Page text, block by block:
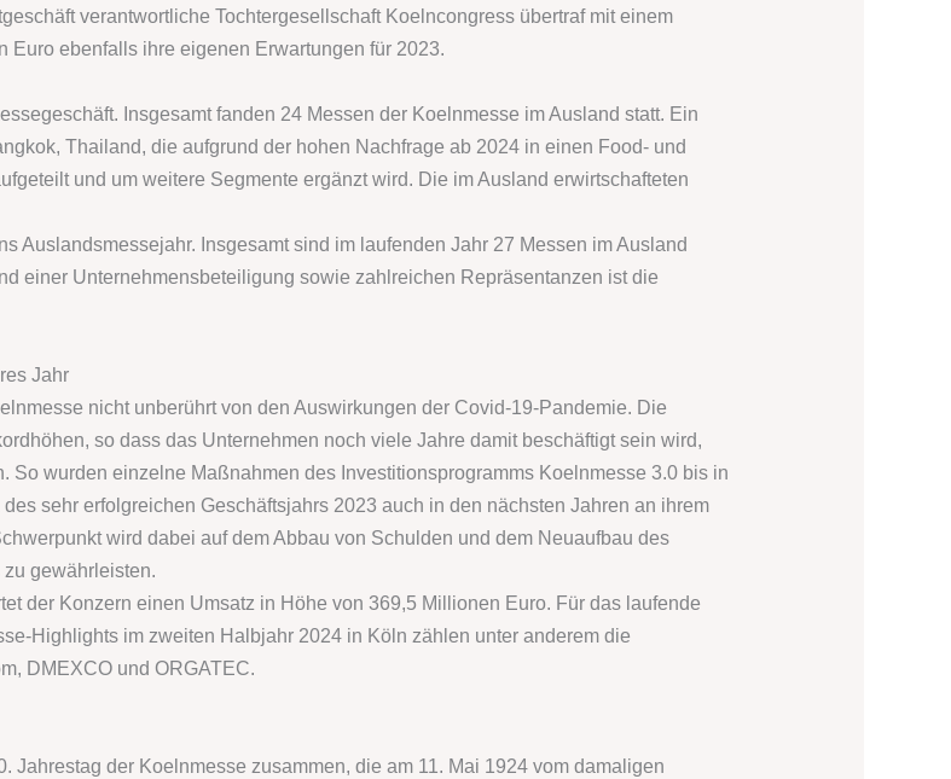
verantwortliche Tochtergesellschaft Koelncongress übertraf mit einem
ebenfalls ihre eigenen Erwartungen für 2023.
Insgesamt fanden 24 Messen der Koelnmesse im Ausland statt. Ein
Thailand, die aufgrund der hohen Nachfrage ab 2024 in einen Food- und
und um weitere Segmente ergänzt wird. Die im Ausland erwirtschafteten
Auslandsmessejahr. Insgesamt sind im laufenden Jahr 27 Messen im Ausland
einer Unternehmensbeteiligung sowie zahlreichen Repräsentanzen ist die
Jahr
nicht unberührt von den Auswirkungen der Covid-19-Pandemie. Die
so dass das Unternehmen noch viele Jahre damit beschäftigt sein wird,
wurden einzelne Maßnahmen des Investitionsprogramms Koelnmesse 3.0 bis in
sehr erfolgreichen Geschäftsjahrs 2023 auch in den nächsten Jahren an ihrem
wird dabei auf dem Abbau von Schulden und dem Neuaufbau des
gewährleisten.
der Konzern einen Umsatz in Höhe von 369,5 Millionen Euro. Für das laufende
Highlights im zweiten Halbjahr 2024 in Köln zählen unter anderem die
DMEXCO und ORGATEC.
Jahrestag der Koelnmesse zusammen, die am 11. Mai 1924 vom damaligen